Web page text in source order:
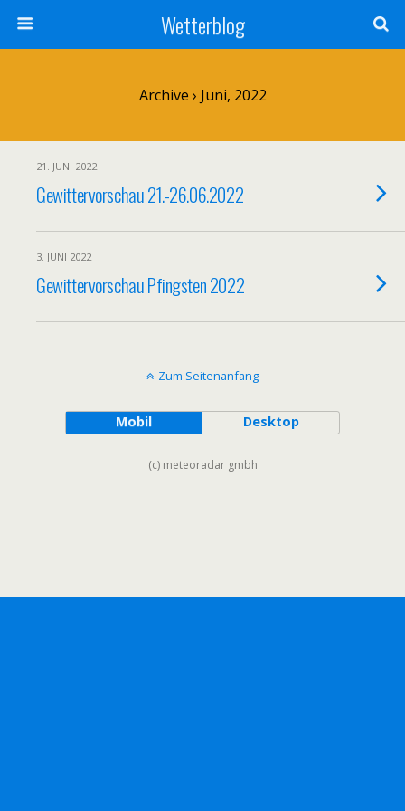
Wetterblog
Archive › Juni, 2022
21. JUNI 2022
Gewittervorschau 21.-26.06.2022
3. JUNI 2022
Gewittervorschau Pfingsten 2022
Zum Seitenanfang
Mobil Desktop
(c) meteoradar gmbh